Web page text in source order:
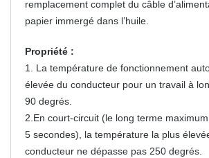
remplacement complet du câble
papier immergé dans l’huile.
Propriété :
1. La température de fonctionnement
élevée du conducteur pour un travail à
90 degrés.
2.En court-circuit (le long terme
5 secondes), la température la plus
conducteur ne dépasse pas 250 degrés.